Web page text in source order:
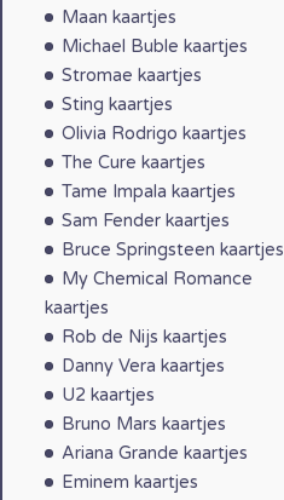
Maan kaartjes
Michael Buble kaartjes
Stromae kaartjes
Sting kaartjes
Olivia Rodrigo kaartjes
The Cure kaartjes
Tame Impala kaartjes
Sam Fender kaartjes
Bruce Springsteen kaartjes
My Chemical Romance
kaartjes
Rob de Nijs kaartjes
Danny Vera kaartjes
U2 kaartjes
Bruno Mars kaartjes
Ariana Grande kaartjes
Eminem kaartjes